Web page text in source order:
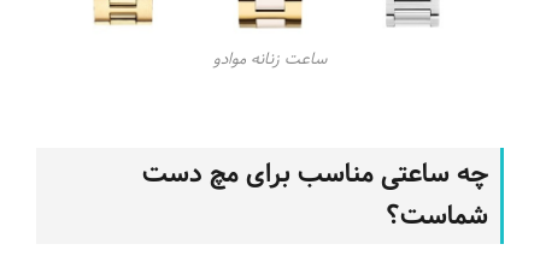
ساعت زنانه موادو
چه ساعتی مناسب برای مچ دست
شماست؟